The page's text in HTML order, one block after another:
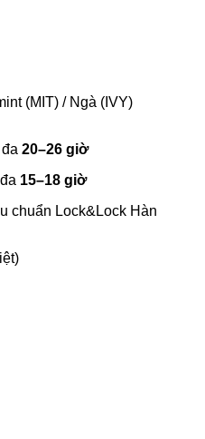
(MIT) / Ngà (IVY)
20–26 giờ
15–18 giờ
chuẩn Lock&Lock Hàn